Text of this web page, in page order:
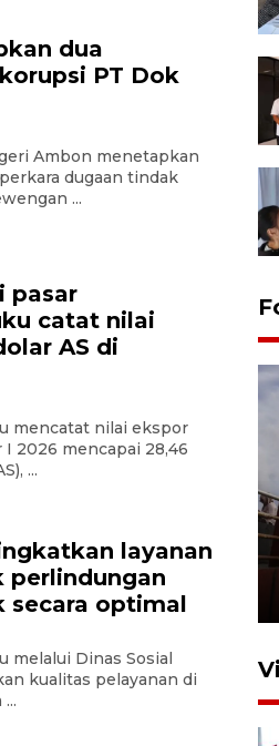
dua
PT Dok
Ambon menetapkan
dugaan tindak
...
pasar
catat nilai
AS di
mencatat nilai ekspor
2026 mencapai 28,46
...
layanan
perlindungan
secara optimal
melalui Dinas Sosial
kualitas pelayanan di
protes penataan